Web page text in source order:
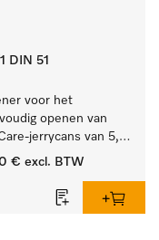
DIN 51
voor het
openen van
jerrycans van 5,
20 l.
€ excl. BTW